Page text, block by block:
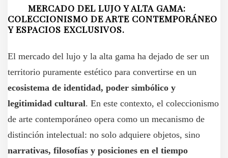
MERCADO DEL LUJO Y ALTA GAMA:
COLECCIONISMO DE ARTE CONTEMPORÁNEO
Y ESPACIOS EXCLUSIVOS.
El mercado del lujo y la alta gama ha dejado de ser un
territorio puramente estético para convertirse en un
ecosistema de identidad, poder simbólico y
legitimidad cultural. En este contexto, el coleccionismo
de arte contemporáneo opera como un mecanismo de
distinción intelectual: no solo adquiere objetos, sino
narrativas, filosofías y posiciones en el tiempo